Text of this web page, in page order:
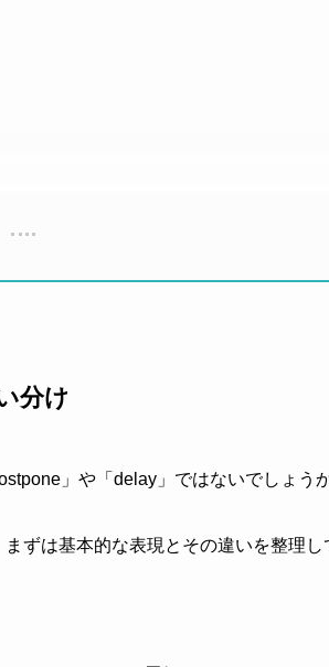
分け
」や「delay」ではないでしょうか
ずは基本的な表現とその違いを整理し